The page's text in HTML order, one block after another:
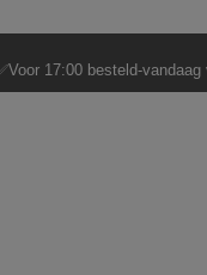
✅Voor 17:00 besteld-